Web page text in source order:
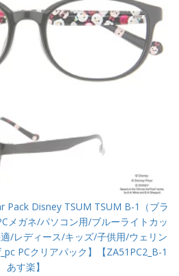
Pack Disney TSUM TSUM B-1（ブラ
メガネ/パソコン用/ブルーライトカッ
/レディース/キッズ/子供用/ウェリン
PCクリアパック】【ZA51PC2_B-1
あす楽】